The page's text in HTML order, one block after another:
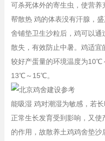
可杀死体外的寄生虫，使营养
帮散热 鸡的体表没有汗腺，
舍铺垫卫生沙粒后，鸡可以
散失，有效防止中暑。鸡适
较好产蛋量的环境温度为
13℃～15℃。
能吸湿 鸡对潮湿为敏感，若
正常生长发育受到影响，又
的作用，故散养土鸡鸡舍垫